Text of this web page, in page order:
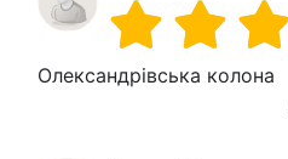
Олександрівська колона